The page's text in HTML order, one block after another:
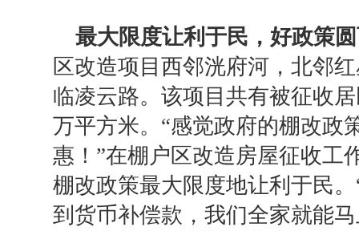
最大限度让利于民， 好政策
区改造项目西邻洸府河，北邻
临凌云路。该项目共有被征收
万平方米。“感觉政府的棚改政
惠！”在棚户区改造房屋征收工
棚改政策最大限度地让利于民
到货币补偿款，我们全家就能